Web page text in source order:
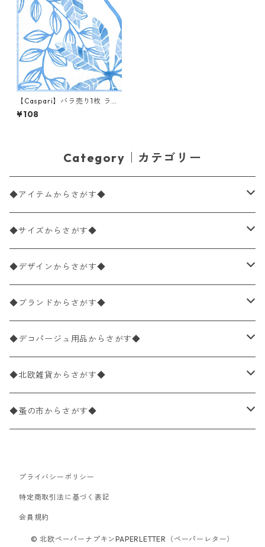
【Caspari】バラ売り1枚 ラン
チサイズ ペーパーナプキン LE
AF パール×ブルー
¥108
Category｜カテゴリー
◆アイテムからさがす◆
ペーパーナプキン2枚バラ売り
ペーパーナプキン1枚バラ売り
ペーパーナプキン20枚入りパック
ペーパーナプキン10枚入りパック
ライスペーパー
ペーパーリネンナプキン
ワックスペーパー
デコパージュ用品
◆サイズからさがす◆
33×33cm（ランチサイズ）
バラ売り
パック売り
25×25cm（カクテルサイズ）
バラ売り
パック売り
40×40cm（ディナーサイズ）
バラ売り
パック売り
21×21cm（ポケットサイズ）
バラ売り
33cm（ラウンド）
◆デザインからさがす◆
花柄
植物・グリーン柄
動物・鳥・昆虫・蝶柄
海・魚柄
食べ物・フルーツ・野菜・ドリンク柄
食器・カトラリー柄
◆ブランドからさがす◆
ドイツ製 IHR/イア
ランチサイズ
カクテルサイズ
ドイツ製 Ambiente/アンビエンテ
ランチサイズ
ドイツ製 Paperproducts Design
カクテルサイズ
ランチサイズ
カクテルサイズ
ドイツ製 ti-flair/ティーフレア
ランチサイズ
ドイツ製 PAW/パウ
◆デコパージュ用品からさがす◆
デコパージュ液
デコパージュ下地
デコパージュはさみ
3Dデコパージュ
◆北欧雑貨からさがす◆
シリコンモールド
トレイ
ポスター・カレンダー
◆蚤の市からさがす◆
北欧雑貨
デコパージュ用品
プライバシーポリシー
特定商取引法に基づく表記
会員規約
© 北欧ペーパーナプキンPAPERLETTER（ペーパーレター）